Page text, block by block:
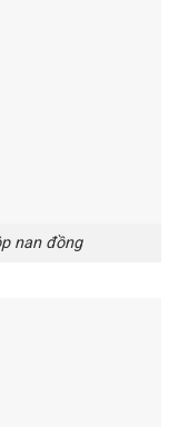
nan đồng